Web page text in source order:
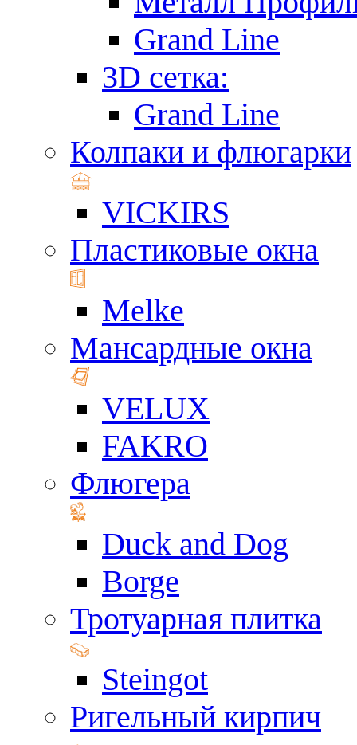
Grand Line
3D сетка:
Grand Line
Колпаки и флюгарки
VICKIRS
Пластиковые окна
Melke
Мансардные окна
VELUX
FAKRO
Флюгера
Duck and Dog
Borge
Тротуарная плитка
Steingot
Ригельный кирпич